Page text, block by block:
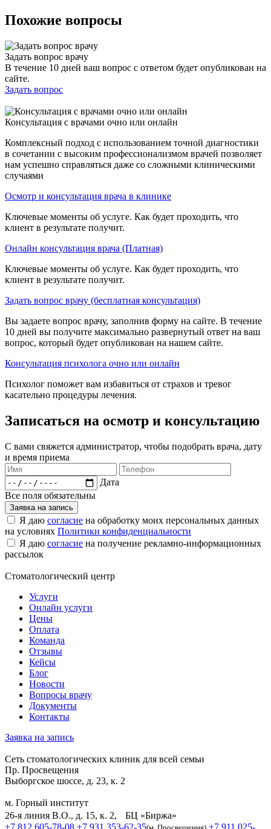
Похожие вопросы
Задать вопрос врачу
В течение 10 дней ваш вопрос с ответом будет опубликован на
сайте.
Задать вопрос
Консультация с врачами очно или онлайн
Комплексный подход с использованием точной диагностики
в сочетании с высоким профессионализмом врачей позволяет
нам успешно справляться даже со сложными клиническими
случаями
Осмотр и консультация врача в клинике
Ключевые моменты об услуге. Как будет проходить, что
клиент в результате получит.
Онлайн консультация врача (Платная)
Ключевые моменты об услуге. Как будет проходить, что
клиент в результате получит.
Задать вопрос врачу (бесплатная консультация)
Вы задаете вопрос врачу, заполнив форму на сайте. В течение
10 дней вы получите максимально развернутый ответ на ваш
вопрос, который будет опубликован на нашем сайте.
Консультация психолога очно или онлайн
Психолог поможет вам избавиться от страхов и тревог
касательно процедуры лечения.
Записаться на осмотр и консультацию​
С вами свяжется администратор, чтобы подобрать врача, дату
и время приема​
Дата
Все поля обязательны
Заявка на запись
Я даю согласие на обработку моих персональных данных
на условиях Политики конфиденциальности
Я даю согласие на получение рекламно-информационных
рассылок
Стоматологический центр
Услуги
Онлайн услуги
Цены
Оплата
Команда
Отзывы
Кейсы
Блог
Новости
Вопросы врачу
Документы
Контакты
Заявка на запись
Сеть стоматологических клиник для всей семьи
Пр. Просвещения
Выборгское шоссе, д. 23, к. 2
м. Горный институт
26-я линия В.О., д. 15, к. 2, БЦ «Биржа»
+7 812 605-78-08 +7 931 353-62-35(м. Просвещения) +7 911 025-